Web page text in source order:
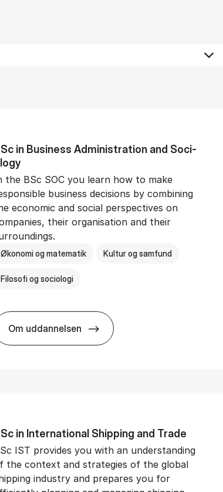
in Busi­ness Ad­min­is­tra­tion and So­ci­
the BSc SOC you learn how to make
business decisions by combining
economic and social perspectives on
their organisation and their
Økonomi og matematik Kultur og samfund
Filosofi og sociologi
Om uddannelsen
BSc in Busi­ness Ad­min­is­tra­tion and
in In­ter­na­tion­al Ship­ping and Trade
IST provides you with an understanding
the context and strategies of the global
industry and prepares you for